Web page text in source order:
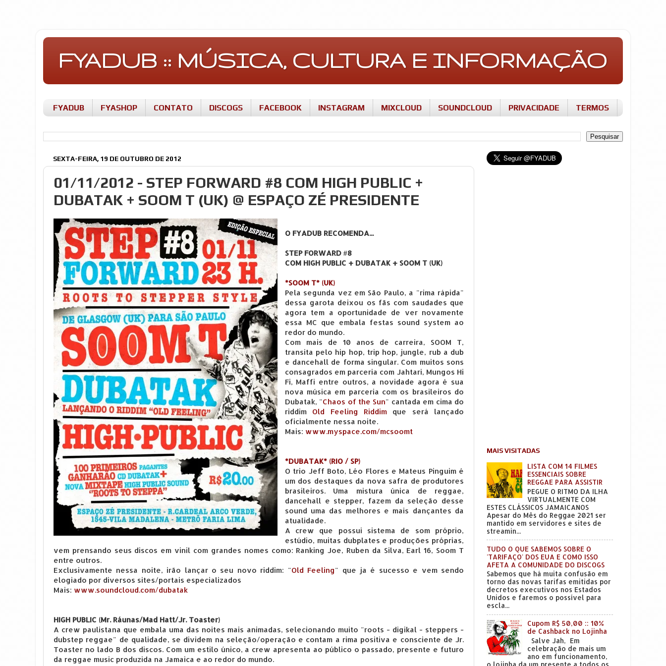
FYADUB :: MÚSICA, CULTURA E INFORMAÇÃO
FYADUB FYASHOP CONTATO DISCOGS FACEBOOK INSTAGRAM MIXCLOUD SOUNDCLOUD PRIVACIDADE TERMOS
SEXTA-FEIRA, 19 DE OUTUBRO DE 2012
01/11/2012 - STEP FORWARD #8 COM HIGH PUBLIC +
DUBATAK + SOOM T (UK) @ ESPAÇO ZÉ PRESIDENTE
O FYADUB RECOMENDA...
STEP FORWARD #8
COM HIGH PUBLIC + DUBATAK + SOOM T (UK)
*SOOM T* (UK)
Pela segunda vez em São Paulo, a "rima rápida"
dessa garota deixou os fãs com saudades que
agora tem a oportunidade de ver novamente
essa MC que embala festas sound system ao
redor do mundo.
Com mais de 10 anos de carreira, SOOM T,
transita pelo hip hop, trip hop, jungle, rub a dub
e dancehall de forma singular. Com muitos sons
consagrados em parceria com Jahtari, Mungos Hi
Fi, Maffi entre outros, a novidade agora é sua
nova música em parceria com os brasileiros do
Dubatak, "Chaos of the Sun" cantada em cima do
riddim Old Feeling Riddimque será lançado
oficialmente nessa noite.
Mais: www.myspace.com/mcsoomt
*DUBATAK* (RIO / SP)
O trio Jeff Boto, Léo Flores e Mateus Pinguim é
um dos destaques da nova safra de produtores
brasileiros. Uma mistura única de reggae,
dancehall e stepper, fazem da seleção desse
sound uma das melhores e mais dançantes da
atualidade.
A crew que possui sistema de som próprio,
estúdio, muitas dubplates e produções próprias,
vem prensando seus discos em vinil com grandes nomes como: Ranking Joe, Ruben da Silva, Earl 16, Soom T
entre outros.
Exclusivamente nessa noite, irão lançar o seu novo riddim: "Old Feeling" que ja é sucesso e vem sendo
elogiado por diversos sites/portais especializados
Mais: www.soundcloud.com/dubatak
HIGH PUBLIC (Mr. Ráunas/Mad Hatt/Jr. Toaster)
A crew paulistana que embala uma das noites mais animadas, selecionando muito "roots - digikal - steppers -
dubstep reggae" de qualidade, se dividem na seleção/operação e contam a rima positiva e consciente de Jr.
Toaster no lado B dos discos. Com um estilo único, a crew apresenta ao público o passado, presente e futuro
da reggae music produzida na Jamaica e ao redor do mundo.
MAIS VISITADAS
LISTA COM 14 FILMES
ESSENCIAIS SOBRE
REGGAE PARA ASSISTIR
PEGUE O RITMO DA ILHA
VIRTUALMENTE COM
ESTES CLÁSSICOS JAMAICANOS
Apesar do Mês do Reggae 2021 ser
mantido em servidores e sites de
streamin...
TUDO O QUE SABEMOS SOBRE O
'TARIFAÇO' DOS EUA E COMO ISSO
AFETA A COMUNIDADE DO DISCOGS
Sabemos que há muita confusão em
torno das novas tarifas emitidas por
decretos executivos nos Estados
Unidos e faremos o possível para
escla...
Cupom R$ 50,00 :: 10%
de Cashback no Lojinha
Salve Jah, Em
celebração de mais um
ano em funcionamento,
o lojinha da um presente a todos os